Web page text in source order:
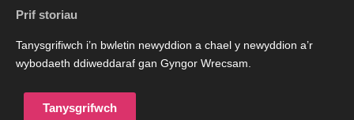
Prif storiau
Tanysgrifiwch i’n bwletin newyddion a chael y newyddion a’r
wybodaeth ddiweddaraf gan Gyngor Wrecsam.
Tanysgrifwch